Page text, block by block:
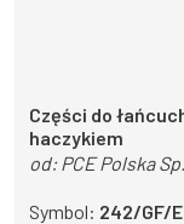
Części do
haczykiem
od: PCE Polska
Symbol: 242/GF/E